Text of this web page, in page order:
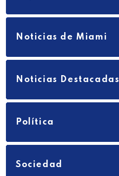
Noticias de Miami
Noticias Destacadas
Política
Sociedad